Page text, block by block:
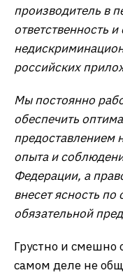
производитель в
ответственность
российских
Мы постоянно
обеспечить
предоставлением
опыта и
Федерации, а
внесет ясность
обязательной
Грустно и смешно
самом деле не